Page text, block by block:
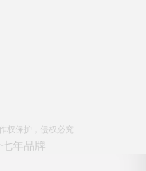
权保护，侵权必究
年品牌